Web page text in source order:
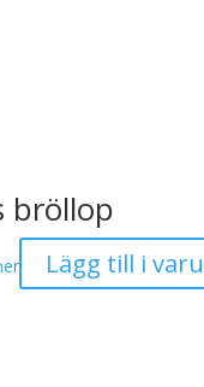
bröllop
Lägg till i